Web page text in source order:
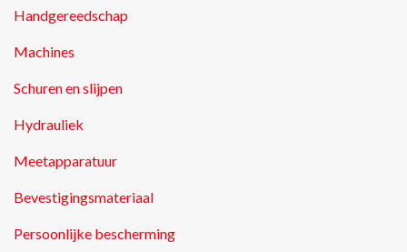
Handgereedschap
Machines
Schuren en slijpen
Hydrauliek
Meetapparatuur
Bevestigingsmateriaal
Persoonlijke bescherming